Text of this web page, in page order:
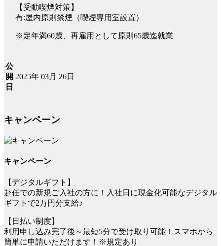
【受動喫煙対策】
有:屋内原則禁煙（喫煙専用室設置）
※定年満60歳、再雇用として原則65歳迄就業
公
開
日
2025年 03月 26日
キャンペーン
キャンペーン
【デジタルギフト】
赴任での新規ご入社の方に！入社日に現金化可能なデジタル
ギフトで2万円分支給♪
【日払い制度】
利用申し込み完了後～最短5分で受け取り可能！スマホから
簡単に申請いただけます！※規定あり